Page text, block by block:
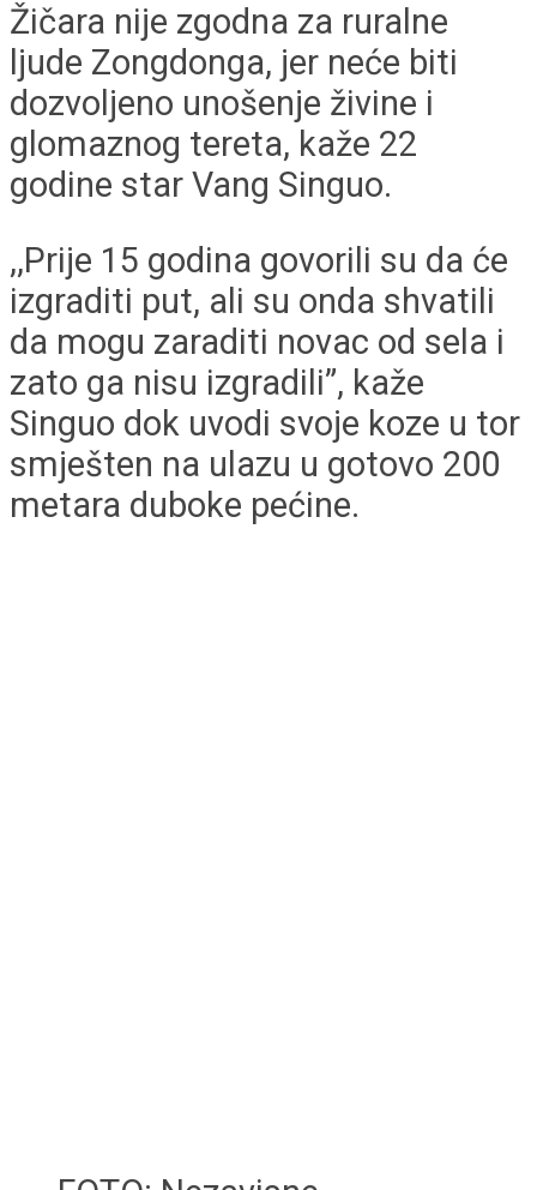
Žičara nije zgodna za ruralne
ljude Zongdonga, jer neće biti
dozvoljeno unošenje živine i
glomaznog tereta, kaže 22
godine star Vang Singuo.
,,Prije 15 godina govorili su da će
izgraditi put, ali su onda shvatili
da mogu zaraditi novac od sela i
zato ga nisu izgradili”, kaže
Singuo dok uvodi svoje koze u tor
smješten na ulazu u gotovo 200
metara duboke pećine.